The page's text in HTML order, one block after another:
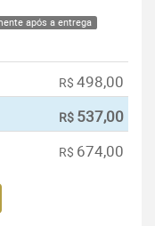
após a entrega
R$ 498,00
R$ 537,00
R$ 674,00